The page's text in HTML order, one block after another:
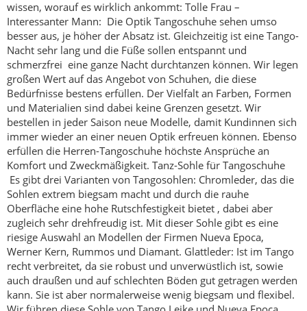
wissen, worauf es wirklich ankommt: Tolle Frau –
Interessanter Mann: Die Optik Tangoschuhe sehen umso
besser aus, je höher der Absatz ist. Gleichzeitig ist eine Tango-
Nacht sehr lang und die Füße sollen entspannt und
schmerzfrei eine ganze Nacht durchtanzen können. Wir legen
großen Wert auf das Angebot von Schuhen, die diese
Bedürfnisse bestens erfüllen. Der Vielfalt an Farben, Formen
und Materialien sind dabei keine Grenzen gesetzt. Wir
bestellen in jeder Saison neue Modelle, damit Kundinnen sich
immer wieder an einer neuen Optik erfreuen können. Ebenso
erfüllen die Herren-Tangoschuhe höchste Ansprüche an
Komfort und Zweckmäßigkeit. Tanz-Sohle für Tangoschuhe
Es gibt drei Varianten von Tangosohlen: Chromleder, das die
Sohlen extrem biegsam macht und durch die rauhe
Oberfläche eine hohe Rutschfestigkeit bietet , dabei aber
zugleich sehr drehfreudig ist. Mit dieser Sohle gibt es eine
riesige Auswahl an Modellen der Firmen Nueva Epoca,
Werner Kern, Rummos und Diamant. Glattleder: Ist im Tango
recht verbreitet, da sie robust und unverwüstlich ist, sowie
auch draußen und auf schlechten Böden gut getragen werden
kann. Sie ist aber normalerweise wenig biegsam und flexibel.